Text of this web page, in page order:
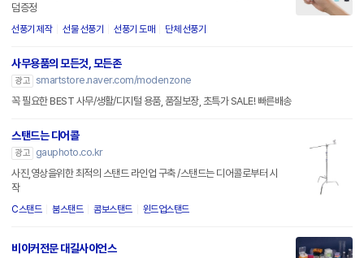
덤증정
선풍기 제작 선물 선풍기 선풍기 도매 단체 선풍기
사무용품의 모든것, 모든존
광고 smartstore.naver.com/modenzone
꼭 필요한 BEST 사무/생활/디지털 용품, 품질보장, 초특가 SALE! 빠른배송
스탠드는 디어콜
광고
gauphoto.co.kr
사진,영상을위한 최적의 스탠드 라인업 구축 /스탠드는 디어콜로부터 시
작
C스탠드 붐스탠드 콤보스탠드 윈드업스탠드
비이커전문 대길사이언스